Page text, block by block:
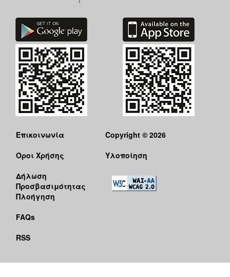
Επικοινωνία
Όροι Χρήσης
Δήλωση
Προσβασιμότητας
Πλοήγηση
FAQs
RSS
Copyright © 2026
Υλοποίηση